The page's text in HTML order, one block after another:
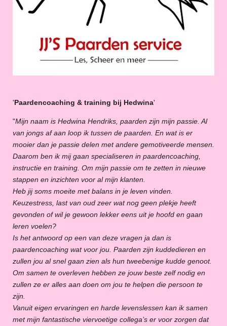
'Paardencoaching & training bij Hedwina'
"Mijn naam is Hedwina Hendriks, paarden zijn mijn passie. Al
van jongs af aan loop ik tussen de paarden. En wat is er
mooier dan je passie delen met andere gemotiveerde mensen.
Daarom ben ik mij gaan specialiseren in paardencoaching,
instructie en training. Om mijn passie om te zetten in nieuwe
stappen en inzichten voor al mijn klanten.
Heb jij soms moeite met balans in je leven vinden.
Keuzestress, last van oud zeer wat nog geen plekje heeft
gevonden of wil je gewoon lekker eens uit je hoofd en gaan
leren voelen?
Is het antwoord op een van deze vragen ja dan is
paardencoaching wat voor jou. Paarden zijn kuddedieren en
zullen jou al snel gaan zien als hun tweebenige kudde genoot.
Om samen te overleven hebben ze jouw beste zelf nodig en
zullen ze er alles aan doen om jou te helpen die persoon te
zijn.
Vanuit eigen ervaringen en harde levenslessen kan ik samen
met mijn fantastische viervoetige collega’s er voor zorgen dat